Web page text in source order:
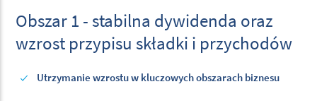
Obszar 1 - stabilna dywidenda oraz
wzrost przypisu składki i przychodów
Utrzymanie wzrostu w kluczowych obszarach biznesu